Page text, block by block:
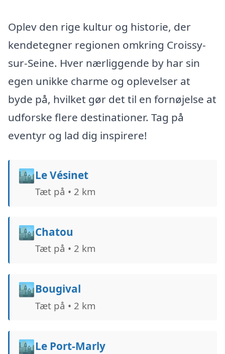
Oplev den rige kultur og historie, der
kendetegner regionen omkring Croissy-
sur-Seine. Hver nærliggende by har sin
egen unikke charme og oplevelser at
byde på, hvilket gør det til en fornøjelse at
udforske flere destinationer. Tag på
eventyr og lad dig inspirere!
🏙️Le Vésinet
Tæt på • 2 km
🏙️Chatou
Tæt på • 2 km
🏙️Bougival
Tæt på • 2 km
🏙️Le Port-Marly